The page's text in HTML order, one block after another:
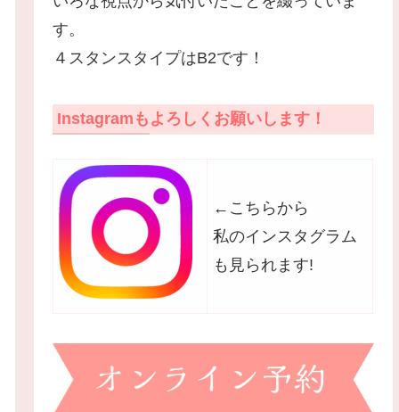
す。
４スタンスタイプはB2です！
Instagramもよろしくお願いします！
←こちらから
私のインスタグラム
も見られます!